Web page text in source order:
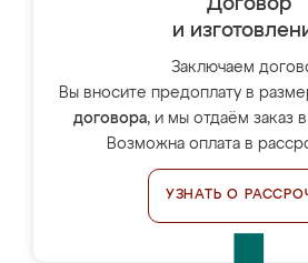
Договор
и
Заключаем
Вы вносите предоплату в
договора, и мы отдаём заказ
Возможна оплата в
УЗНАТЬ О